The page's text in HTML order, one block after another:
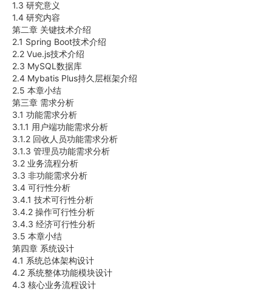
1.3 研究意义
1.4 研究内容
第二章 关键技术介绍
2.1 Spring Boot技术介绍
2.2 Vue.js技术介绍
2.3 MySQL数据库
2.4 Mybatis Plus持久层框架介绍
2.5 本章小结
第三章 需求分析
3.1 功能需求分析
3.1.1 用户端功能需求分析
3.1.2 回收人员功能需求分析
3.1.3 管理员功能需求分析
3.2 业务流程分析
3.3 非功能需求分析
3.4 可行性分析
3.4.1 技术可行性分析
3.4.2 操作可行性分析
3.4.3 经济可行性分析
3.5 本章小结
第四章 系统设计
4.1 系统总体架构设计
4.2 系统整体功能模块设计
4.3 核心业务流程设计